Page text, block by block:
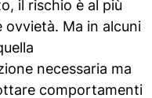
il rischio è al più
ovvietà. Ma in alcuni
necessaria ma
comportamenti